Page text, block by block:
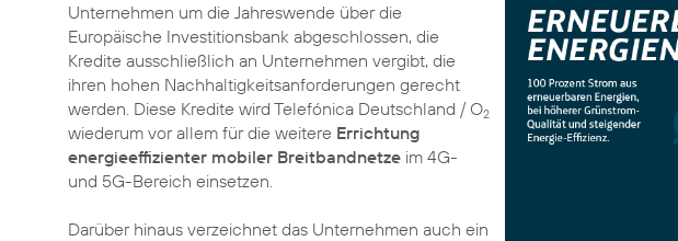
Unternehmen um die Jahreswende über die
Europäische Investitionsbank abgeschlossen, die
Kredite ausschließlich an Unternehmen vergibt, die
ihren hohen Nachhaltigkeitsanforderungen gerecht
werden. Diese Kredite wird Telefónica Deutschland / O2
wiederum vor allem für die weitere Errichtung
energieeffizienter mobiler Breitbandnetze im 4G-
und 5G-Bereich einsetzen.
Darüber hinaus verzeichnet das Unternehmen auch ein